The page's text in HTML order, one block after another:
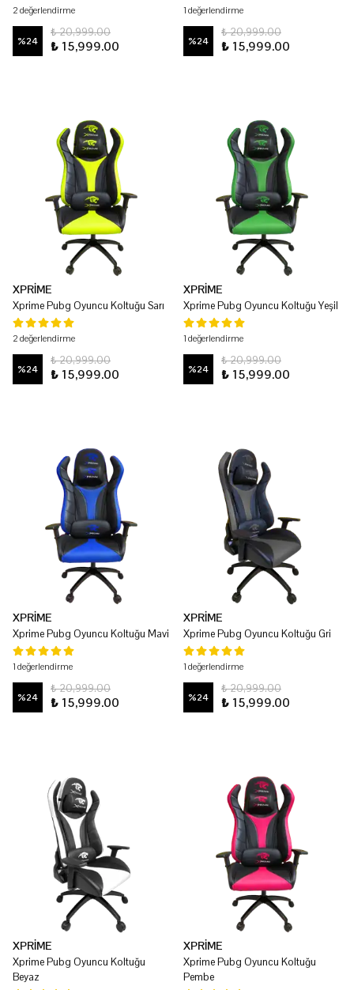
2 değerlendirme
%24
₺ 20,999.00
₺ 15,999.00
1 değerlendirme
%24
₺ 20,999.00
₺ 15,999.00
XPRİME
Xprime Pubg Oyuncu Koltuğu Sarı
2 değerlendirme
%24
₺ 20,999.00
₺ 15,999.00
XPRİME
Xprime Pubg Oyuncu Koltuğu Yeşil
1 değerlendirme
%24
₺ 20,999.00
₺ 15,999.00
XPRİME
Xprime Pubg Oyuncu Koltuğu Mavi
1 değerlendirme
%24
₺ 20,999.00
₺ 15,999.00
XPRİME
Xprime Pubg Oyuncu Koltuğu Gri
1 değerlendirme
%24
₺ 20,999.00
₺ 15,999.00
XPRİME
Xprime Pubg Oyuncu Koltuğu
Beyaz
XPRİME
Xprime Pubg Oyuncu Koltuğu
Pembe